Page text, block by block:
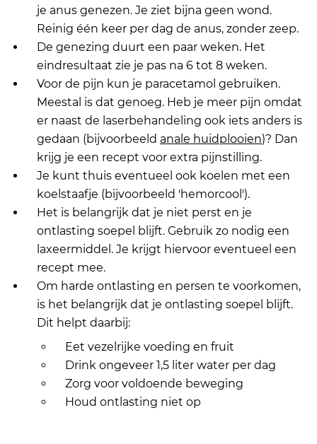
je anus genezen. Je ziet bijna geen wond.
Reinig één keer per dag de anus, zonder zeep.
De genezing duurt een paar weken. Het
eindresultaat zie je pas na 6 tot 8 weken.
Voor de pijn kun je paracetamol gebruiken.
Meestal is dat genoeg. Heb je meer pijn omdat
er naast de laserbehandeling ook iets anders is
gedaan (bijvoorbeeld anale huidplooien)? Dan
krijg je een recept voor extra pijnstilling.
Je kunt thuis eventueel ook koelen met een
koelstaafje (bijvoorbeeld 'hemorcool').
Het is belangrijk dat je niet perst en je
ontlasting soepel blijft. Gebruik zo nodig een
laxeermiddel. Je krijgt hiervoor eventueel een
recept mee.
Om harde ontlasting en persen te voorkomen,
is het belangrijk dat je ontlasting soepel blijft.
Dit helpt daarbij:
Eet vezelrijke voeding en fruit
Drink ongeveer 1,5 liter water per dag
Zorg voor voldoende beweging
Houd ontlasting niet op